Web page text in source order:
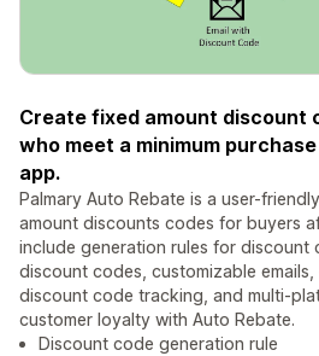
Create fixed amount discount
who meet a minimum
app.
Palmary Auto Rebate is a user-
amount discounts codes for buyers
include generation rules for
discount codes, customizable
discount code tracking, and multi-
customer loyalty with Auto Rebate.
Discount code generation rule